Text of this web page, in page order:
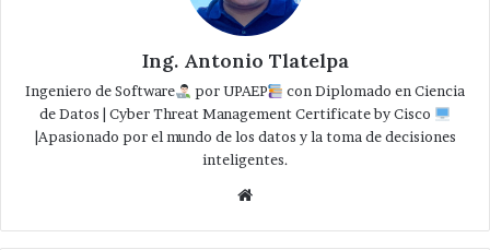
Ing. Antonio Tlatelpa
Ingeniero de Software por UPAEP
con Diplomado en Ciencia
de Datos | Cyber Threat Management Certificate by Cisco
|Apasionado por el mundo de los datos y la toma de decisiones
inteligentes.